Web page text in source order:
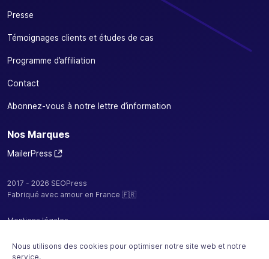
Nous utilisons des cookies pour optimiser notre site web et notre
service.
Presse
Témoignages clients et études de cas
Programme d’affiliation
Contact
Abonnez-vous à notre lettre d’information
Nos Marques
MailerPress
2017 - 2026 SEOPress
Fabriqué avec amour en France 🇫🇷
Mentions légales
Politique de confidentialité / cookies